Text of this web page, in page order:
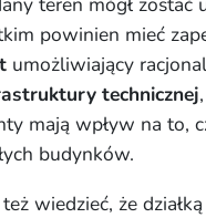
powinien mieć
umożliwiający
technicznej
mają wpływ na to,
budynków.
wiedzieć, że